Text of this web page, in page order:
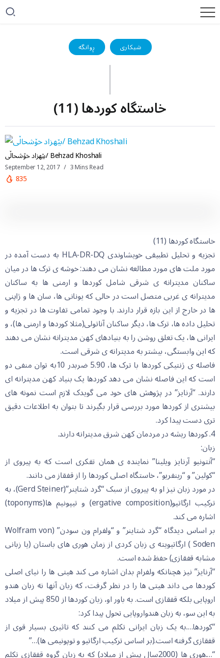
ڕوانگە شیکاری
خاستگاه کوردها (11)
بێهزاد خۆشحاڵی/ Behzad Khoshali
September 12, 2017 3 Mins Read
835
خاستگاه کوردها (11)
تجزیه و تحلیل تطبیقی خویشاوندی HLA-DR-DQ به دست آمده در
مورد ملت های مورد مطالعه نشان می دهند: خوشه ی ترک ها در میان
ساکنان مدیترانه ی شرقی شامل کوردها و ارمنی ها به ساکنان
مدیترانه ی غربی متصل است در حالی که یونانی ها، سان ها و ژاپنی
ها در خارج از این بازه قرار دارند. با وجود تمامی تفاوت ها در تجزیه و
تحلیل داده ها، ترک ها، دیگر ساکنان آناتولی(مثلا کوردها و ارمنی ها)، و
ایرانی ها، یک تعلق روشن را به بنیادهای کهن مدیترانه نشان می دهند
که این وابستگی، بیشتر به مدیترانه ی شرقی است.
فاصله ی ژنتیکی کوردها با ترک ها، 5.90 ضربدر 10به توان منفی دو
است که این فاصله نشان می دهد کوردها یک بنیاد کهن مدیترانه ای
دارند. “آرنایز” در پژوهش های خود می گویدک لازم است نمونه های
بیشتری از کوردها مورد بررسی قرار بگیرند تا بتوان به اطلاعات دقیق
تری دست پیدا کرد.
4. کوردها ریشه در مردمان کهن شرق مدیترانه دارند.
زبان:
“آنتونیو آرنایز ویلینا” نماینده ی همان تفکری است که به پیروی از
“کولین” و “رینفریو”، خاستگاه اصلی کوردها را از قفقاز می دانند.
در مورد زبان نیز او به پیروی از سبک “گرد شتاینر”(Gerd Steiner)، به
ترکیب ارگاتیو(ergative composition) و تیپونیم ها(toponyms)
اشاره می کند.
بر اساس دیدگاه “گرد شتاینر” و “ولفرام ون سودن” (Wolfram von
Soden ) ارگاتیویته ی زبان کردی از زمان هوری های باستان (یا زبانی
مشابه قفقازی) حفظ شده است.
“آرنایز” نیز هچنانکه ولفرام بدان اشاره می کند هیتی ها را نیای اصلی
کوردها می داند هیتی ها را در نظر گرفت، که زبان آنها نه زبان هندو
اروپایی بلکه قفقازی است. به باور او، زبان کوردها از 850 پیش از میلاد
به این سو، به زبان هندواروپایی تحول پیدا کرد:
“کوردها….به یک زبان ایرانی تکلم می کنند که تاثیری بسیار قوی از
قفقازی گرفته است.(بر اساس ترکیب ارگاتیو و توپونیمی ها)…”
“….هوری ها (2000سال پیش از میلاد) که به زبان گروه قفقازی تکلم